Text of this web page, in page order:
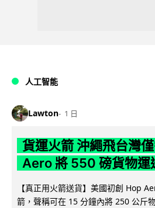
人工智能
Lawton 1 日
貨運火箭 沖繩飛台灣
Aero 將 550 磅貨物運
【真正用火箭送貨】美國初創 Hop
箭，聲稱可在 15 分鐘內將 250 公斤